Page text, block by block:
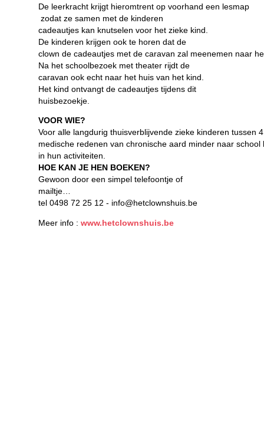
De leerkracht krijgt hieromtrent op voorhand een lesmap
zodat ze samen met de kinderen
cadeautjes kan knutselen voor het zieke kind.
De kinderen krijgen ook te horen dat de
clown de cadeautjes met de caravan zal meenemen naar
Na het schoolbezoek met theater rijdt de
caravan ook echt naar het huis van het kind.
Het kind ontvangt de cadeautjes tijdens dit
huisbezoekje.
VOOR WIE?
Voor alle langdurig thuisverblijvende zieke kinderen tussen
medische redenen van chronische aard minder naar
in hun activiteiten.
HOE KAN JE HEN BOEKEN?
Gewoon door een simpel telefoontje of
mailtje…
tel 0498 72 25 12 - info@hetclownshuis.be
Meer info : www.hetclownshuis.be